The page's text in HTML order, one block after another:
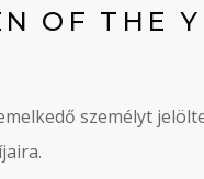
OF THE
személyt